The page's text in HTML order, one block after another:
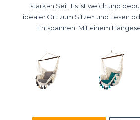
starken Seil. Es ist weich und
idealer Ort zum Sitzen und Lesen
Entspannen. Mit einem